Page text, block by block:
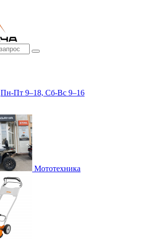
Пн-Пт 9–18, Сб-Вс 9–16
Мототехника